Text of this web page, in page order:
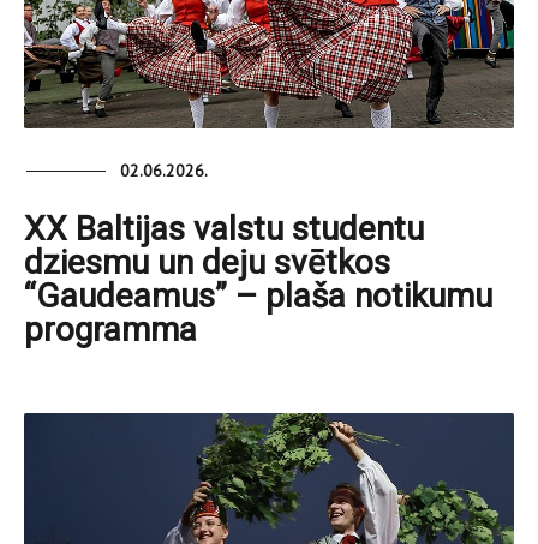
02.06.2026.
XX Baltijas valstu studentu
dziesmu un deju svētkos
“Gaudeamus” – plaša notikumu
programma